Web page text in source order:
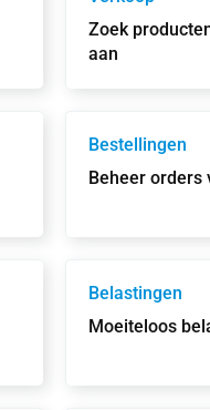
Zoek
aan
Bestellingen
Beheer orders
Belastingen
Moeiteloos